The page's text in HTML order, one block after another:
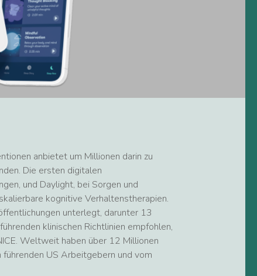
anbietet um Millionen darin zu
Die ersten digitalen
und Daylight, bei Sorgen und
kognitive Verhaltenstherapien.
unterlegt, darunter 13
klinischen Richtlinien empfohlen,
Weltweit haben über 12 Millionen
US Arbeitgebern und vom